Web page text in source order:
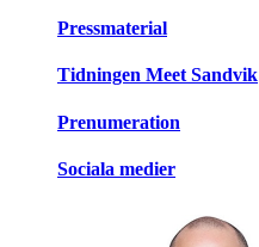
Pressmaterial
Tidningen Meet Sandvik
Prenumeration
Sociala medier